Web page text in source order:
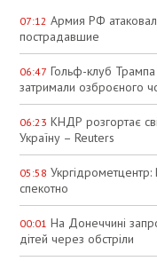
07:12 Армия РФ
пострадавшие
06:47 Гольф-клуб Трампа
затримали озброєного
06:23 КНДР розгортає
Україну – Reuters
05:58
спекотно
00:01 На Донеччині
дітей через обстріли